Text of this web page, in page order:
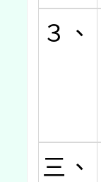
３、
三、